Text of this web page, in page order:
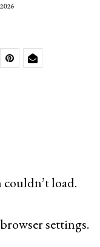
load.
settings.